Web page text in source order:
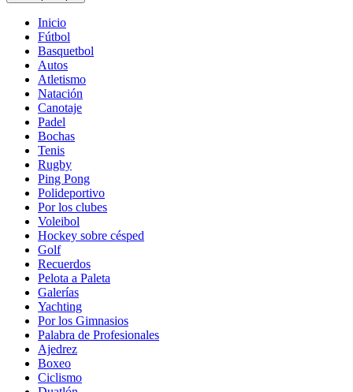
Inicio
Fútbol
Basquetbol
Autos
Atletismo
Natación
Canotaje
Padel
Bochas
Tenis
Rugby
Ping Pong
Polideportivo
Por los clubes
Voleibol
Hockey sobre césped
Golf
Recuerdos
Pelota a Paleta
Galerías
Yachting
Por los Gimnasios
Palabra de Profesionales
Ajedrez
Boxeo
Ciclismo